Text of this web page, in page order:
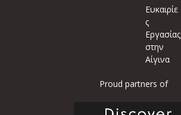
Ευκαιρίε
ς
Εργασίας
στην
Αίγινα
Proud partners of